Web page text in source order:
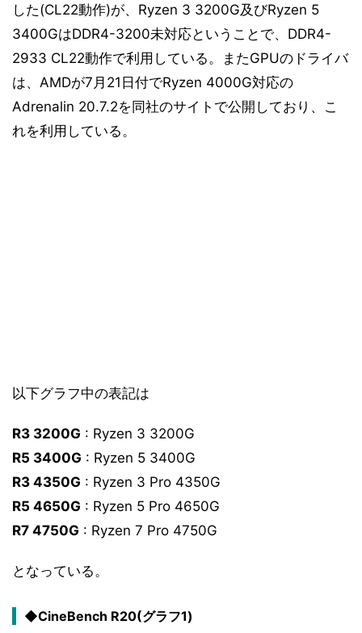
した(CL22動作)が、Ryzen 3 3200G及びRyzen 5
3400GはDDR4-3200未対応ということで、DDR4-
2933 CL22動作で利用している。またGPUのドライバ
は、AMDが7月21日付でRyzen 4000G対応の
Adrenalin 20.7.2を同社のサイトで公開しており、こ
れを利用している。
以下グラフ中の表記は
R3 3200G : Ryzen 3 3200G
R5 3400G : Ryzen 5 3400G
R3 4350G : Ryzen 3 Pro 4350G
R5 4650G : Ryzen 5 Pro 4650G
R7 4750G : Ryzen 7 Pro 4750G
となっている。
◆CineBench R20(グラフ1)